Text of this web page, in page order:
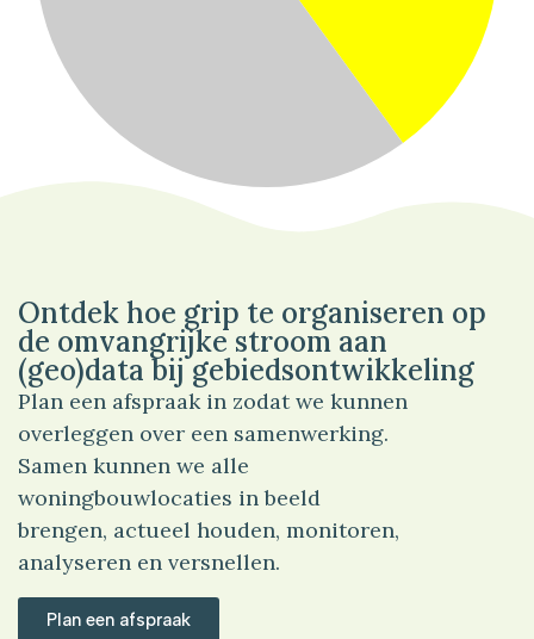
Ontdek hoe grip te organiseren op
de omvangrijke stroom aan
(geo)data bij gebiedsontwikkeling
Plan een afspraak in zodat we kunnen
overleggen over een samenwerking.
Samen kunnen we alle
woningbouwlocaties in beeld
brengen, actueel houden, monitoren,
analyseren en versnellen.
Plan een afspraak